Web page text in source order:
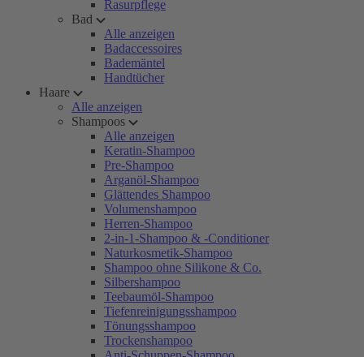
Rasurpflege
Bad
Alle anzeigen
Badaccessoires
Bademäntel
Handtücher
Haare
Alle anzeigen
Shampoos
Alle anzeigen
Keratin-Shampoo
Pre-Shampoo
Arganöl-Shampoo
Glättendes Shampoo
Volumenshampoo
Herren-Shampoo
2-in-1-Shampoo & -Conditioner
Naturkosmetik-Shampoo
Shampoo ohne Silikone & Co.
Silbershampoo
Teebaumöl-Shampoo
Tiefenreinigungsshampoo
Tönungsshampoo
Trockenshampoo